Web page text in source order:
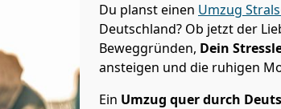
Du planst einen Umzug
Deutschland? Ob jetzt der
Beweggründen, Dein
ansteigen und die ruhigen
Ein Umzug quer durch